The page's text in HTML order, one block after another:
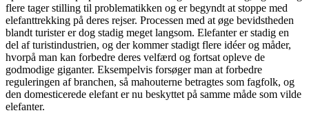
flere tager stilling til problematikken og er begyndt at stoppe med
elefanttrekking på deres rejser. Processen med at øge bevidstheden
blandt turister er dog stadig meget langsom. Elefanter er stadig en
del af turistindustrien, og der kommer stadigt flere idéer og måder,
hvorpå man kan forbedre deres velfærd og fortsat opleve de
godmodige giganter. Eksempelvis forsøger man at forbedre
reguleringen af branchen, så mahouterne betragtes som fagfolk, og
den domesticerede elefant er nu beskyttet på samme måde som vilde
elefanter.